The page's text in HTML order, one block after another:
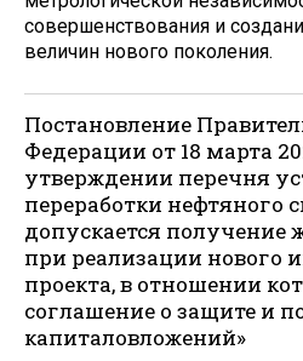
совершенствования и
величин нового поколения.
Постановление
Федерации от 18 марта
утверждении перечня
переработки нефтяного
допускается получение
при реализации нового
проекта, в отношении
соглашение о защите и
капиталовложений»